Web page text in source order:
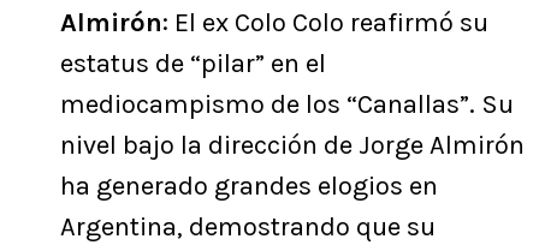
Almirón: El ex Colo Colo reafirmó su
estatus de “pilar” en el
mediocampismo de los “Canallas”. Su
nivel bajo la dirección de Jorge Almirón
ha generado grandes elogios en
Argentina, demostrando que su